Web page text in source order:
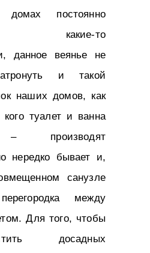
постоянно
какие-то
данное веянье не
и такой
наших домов, как
туалет и ванна
– производят
нередко бывает и,
санузле
между
Для того, чтобы
досадных